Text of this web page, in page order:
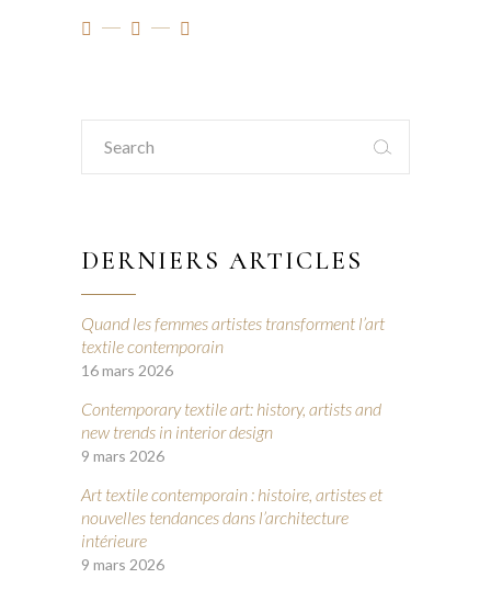
Search
for:
DERNIERS ARTICLES
Quand les femmes artistes transforment l’art
textile contemporain
16 mars 2026
Contemporary textile art: history, artists and
new trends in interior design
9 mars 2026
Art textile contemporain : histoire, artistes et
nouvelles tendances dans l’architecture
intérieure
9 mars 2026